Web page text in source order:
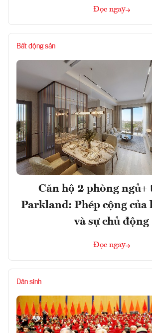
Đọc ngay
Bất động sản
Căn hộ 2 phòng ngủ+
Parkland: Phép cộng của
và sự chủ động
Đọc ngay
Dân sinh